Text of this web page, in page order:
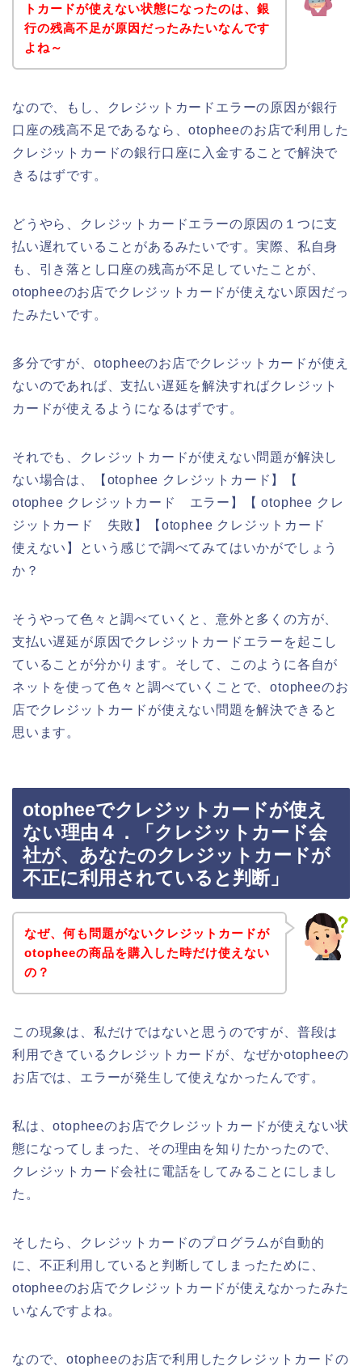
トカードが使えない状態になったのは、銀
行の残高不足が原因だったみたいなんです
よね～
なので、もし、クレジットカードエラーの原因が銀行
口座の残高不足であるなら、otopheeのお店で利用した
クレジットカードの銀行口座に入金することで解決で
きるはずです。
どうやら、クレジットカードエラーの原因の１つに支
払い遅れていることがあるみたいです。実際、私自身
も、引き落とし口座の残高が不足していたことが、
otopheeのお店でクレジットカードが使えない原因だっ
たみたいです。
多分ですが、otopheeのお店でクレジットカードが使え
ないのであれば、支払い遅延を解決すればクレジット
カードが使えるようになるはずです。
それでも、クレジットカードが使えない問題が解決し
ない場合は、【otophee クレジットカード】【
otophee クレジットカード エラー】【 otophee クレ
ジットカード 失敗】【otophee クレジットカード
使えない】という感じで調べてみてはいかがでしょう
か？
そうやって色々と調べていくと、意外と多くの方が、
支払い遅延が原因でクレジットカードエラーを起こし
ていることが分かります。そして、このように各自が
ネットを使って色々と調べていくことで、otopheeのお
店でクレジットカードが使えない問題を解決できると
思います。
otopheeでクレジットカードが使え
ない理由４．「クレジットカード会
社が、あなたのクレジットカードが
不正に利用されていると判断」
なぜ、何も問題がないクレジットカードが
otopheeの商品を購入した時だけ使えない
の？
この現象は、私だけではないと思うのですが、普段は
利用できているクレジットカードが、なぜかotopheeの
お店では、エラーが発生して使えなかったんです。
私は、otopheeのお店でクレジットカードが使えない状
態になってしまった、その理由を知りたかったので、
クレジットカード会社に電話をしてみることにしまし
た。
そしたら、クレジットカードのプログラムが自動的
に、不正利用していると判断してしまったために、
otopheeのお店でクレジットカードが使えなかったみた
いなんですよね。
なので、otopheeのお店で利用したクレジットカードの